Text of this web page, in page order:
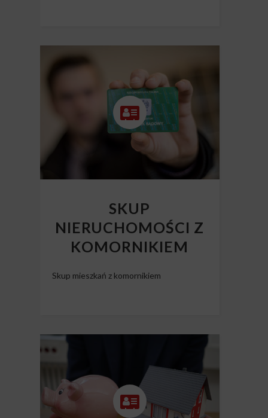
SKUP
NIERUCHOMOŚCI Z
KOMORNIKIEM
Skup mieszkań z komornikiem